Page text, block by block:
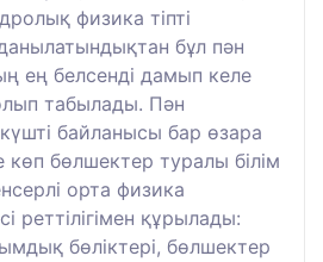
физика тіпті
бұл пән
ең белсенді дамып келе
табылады. Пән
байланысы бар өзара
көп бөлшектер туралы білім
орта физика
реттілігімен құрылады:
бөліктері, бөлшектер